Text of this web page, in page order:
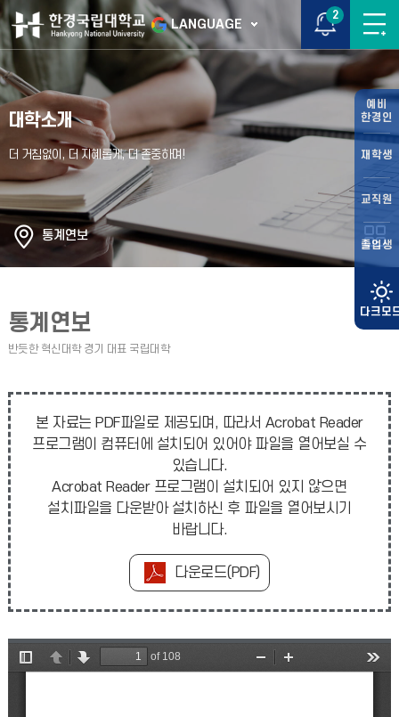
LANGUAGE
2
예비
한경인
재학생
교직원
졸업생
대학소개
통계연보
통계연보
본 자료는 PDF파일로 제공되며, 따라서 Acrobat Reader
프로그램이 컴퓨터에 설치되어 있어야 파일을 열어보실 수
있습니다.
Acrobat Reader 프로그램이 설치되어 있지 않으면
설치파일을 다운받아 설치하신 후 파일을 열어보시기
바랍니다.
다운로드(PDF)